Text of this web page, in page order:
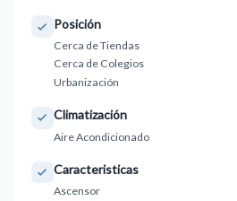
Posición
Cerca de Tiendas
Cerca de Colegios
Urbanización
Climatización
Aire Acondicionado
Caracteristicas
Ascensor